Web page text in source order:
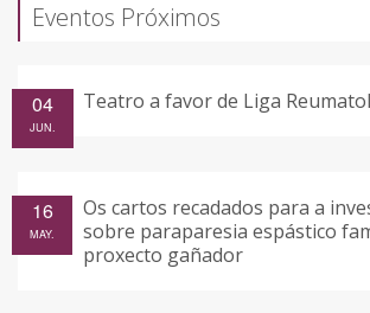
Eventos Próximos
Teatro a favor de Liga
04
JUN.
Os cartos recadados para a
sobre paraparesia espástico
proxecto gañador
16
MAY.